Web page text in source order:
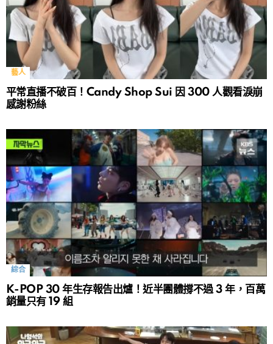
藝人
平常直播不破百！Candy Shop Sui 因 300 人觀看淚崩
感謝粉絲
綜合
K-POP 30 年生存報告出爐！近半團體撐不過 3 年，百萬
銷量只有 19 組